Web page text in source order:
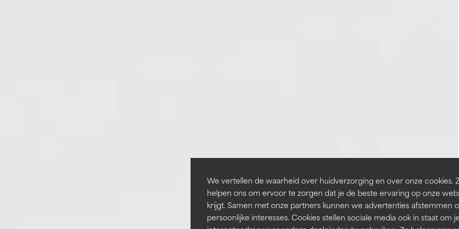
We vertellen de waarheid over huidverzorging en over onze cookies.
helpen ons om ervoor te zorgen dat je de beste ervaring op onze
krijgt. Samen met onze partners kunnen we advertenties afstemmen
persoonlijke interesses. Cookies stellen sociale media ook in staat om je